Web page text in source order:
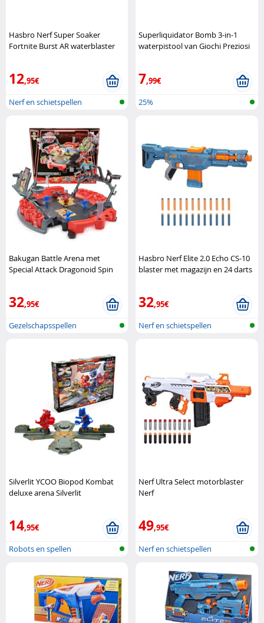
Hasbro Nerf Super Soaker
Fortnite Burst AR waterblaster
12,95€
Nerf en schietspellen
Superliquidator Bomb 3-in-1
waterpistool van Giochi Preziosi
7,99€
25%
Bakugan Battle Arena met
Special Attack Dragonoid Spin
32,95€
Gezelschapsspellen
Hasbro Nerf Elite 2.0 Echo CS-10
blaster met magazijn en 24 darts
32,95€
Nerf en schietspellen
Silverlit YCOO Biopod Kombat
deluxe arena Silverlit
14,95€
Robots en spellen
Nerf Ultra Select motorblaster
Nerf
49,95€
Nerf en schietspellen